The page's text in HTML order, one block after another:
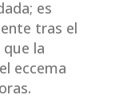
es
tras el
la
eccema